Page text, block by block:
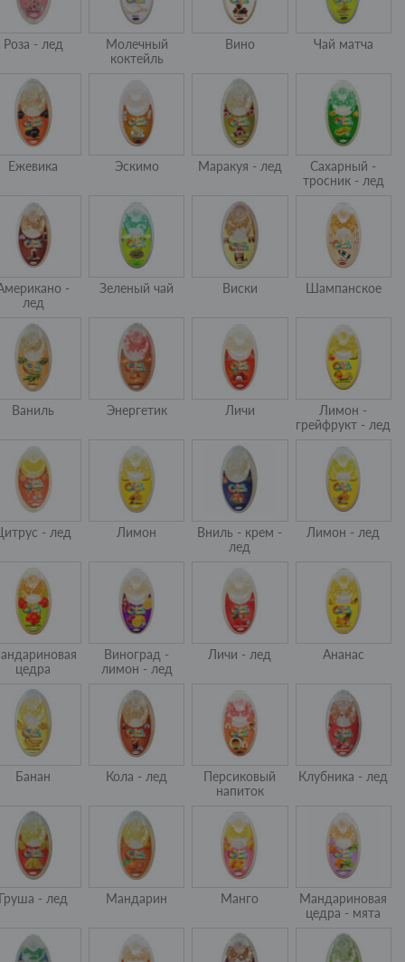
Роза - лед
Молечный
коктейль
Вино Чай матча
Ежевика Эскимо Маракуя - лед
Сахарный -
тросник - лед
-
лед
Зеленый чай Виски Шампанское
Ваниль Энергетик Личи
Лимон -
грейфрукт - лед
- лед Лимон
Вниль - крем -
лед
Лимон - лед
цедра
Виноград -
лимон - лед
Личи - лед Ананас
Банан Кола - лед
Персиковый
напиток
Клубника - лед
Груша - лед Мандарин Манго
Мандариновая
цедра - мята